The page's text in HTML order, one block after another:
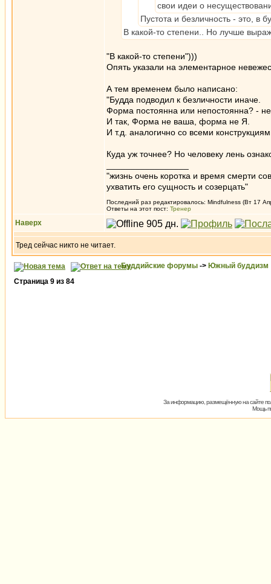
свои идеи о
Пустота и безличность - это, в
В какой-то степени.. Но лучше
"В какой-то степени")))
Опять указали на элементарное
А тем временем было написано:
"Будда подводил к безличности иначе.
Форма постоянна или непостоянна? -
И так, Форма не ваша, форма не Я.
И т.д. аналогично со всеми
Куда уж точнее? Но человеку лень
"жизнь очень коротка и время смерти
ухватить его сущность и созерцать"
Последний раз редактировалось: Mindfulness (Вт 17
Ответы на этот пост: Тренер
Наверх
Тред сейчас никто не читает.
Буддийские форумы -> Южный буддизм
Страница 9 из 84
За информацию, размещённую на сайте
Мощь